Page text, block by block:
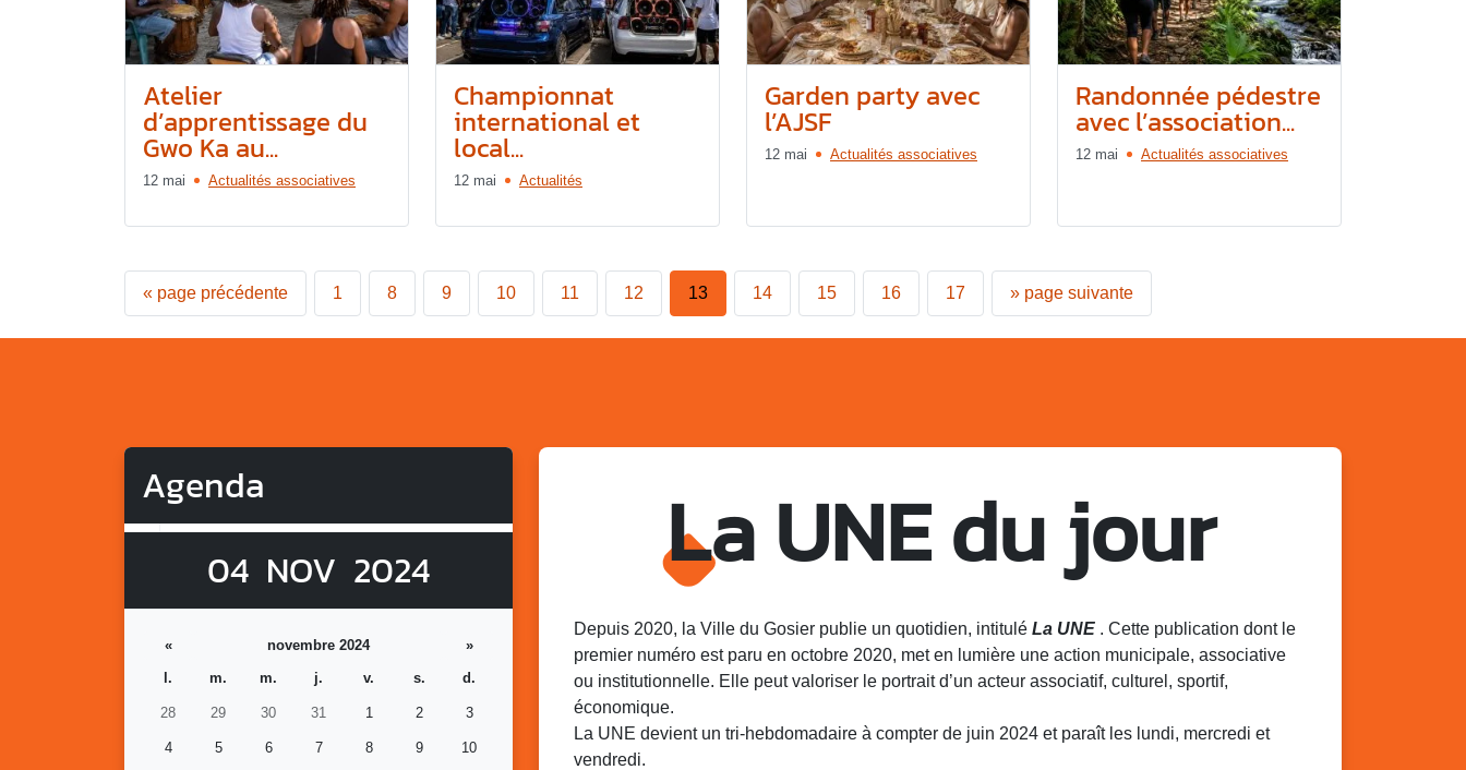
Atelier
d’apprentissage du
Gwo Ka au...
12 mai Actualités associatives
Championnat
international et
local...
12 mai Actualités
Garden party avec
l’AJSF
12 mai Actualités associatives
Randonnée pédestre
avec l’association...
12 mai Actualités associatives
« page précédente 1 8 9 10 11 12 13 14 15 16 17 » page suivante
Agenda
04 NOV 2024
« novembre 2024
»
l.
m. m. j. v. s. d.
28 29 30 31 1 2 3
4 5 6 7 8 9 10
La UNE du jour
Depuis 2020, la Ville du Gosier publie un quotidien, intitulé La UNE . Cette publication dont le
premier numéro est paru en octobre 2020, met en lumière une action municipale, associative
ou institutionnelle. Elle peut valoriser le portrait d’un acteur associatif, culturel, sportif,
économique.
La UNE devient un tri-hebdomadaire à compter de juin 2024 et paraît les lundi, mercredi et
vendredi.